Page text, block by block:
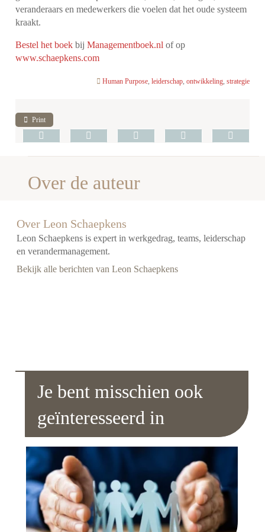
veranderaars en medewerkers die voelen dat het oude systeem
kraakt.
Bestel het boek bij Managementboek.nl of op
www.schaepkens.com
Human Purpose, leiderschap, ontwikkeling, strategie
Print
Over de auteur
Over Leon Schaepkens
Leon Schaepkens is expert in werkgedrag, teams, leiderschap
en verandermanagement.
Bekijk alle berichten van Leon Schaepkens
Je bent misschien ook
geïnteresseerd in